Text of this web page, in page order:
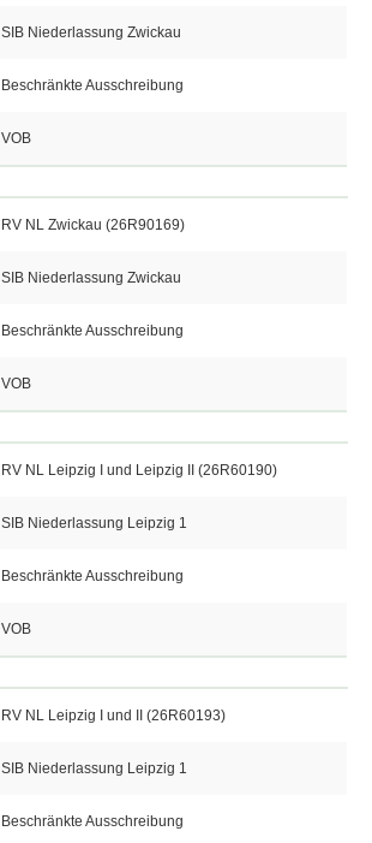
SIB Niederlassung Zwickau
Beschränkte Ausschreibung
VOB
RV NL Zwickau (26R90169)
SIB Niederlassung Zwickau
Beschränkte Ausschreibung
VOB
RV NL Leipzig I und Leipzig II (26R60190)
SIB Niederlassung Leipzig 1
Beschränkte Ausschreibung
VOB
RV NL Leipzig I und II (26R60193)
SIB Niederlassung Leipzig 1
Beschränkte Ausschreibung